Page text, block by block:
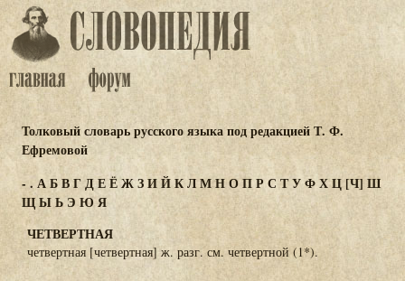
Толковый словарь русского языка под редакцией Т. Ф.
Ефремовой
- . АБВГДЕЁЖЗИЙКЛМНОПР С ТУФХЦ [Ч] Ш
ЩЫЬЭ ЮЯ
ЧЕТВЕРТНАЯ
четвертная [четвертная] ж. разг. см. четвертной (1*).